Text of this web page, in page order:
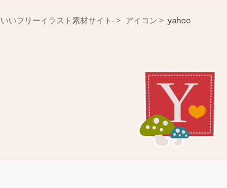
いフリーイラスト素材サイト- アイコン yahoo